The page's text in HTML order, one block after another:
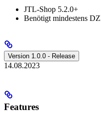
JTL-Shop 5.2.0+
Benötigt mindestens
Version 1.0.0 - Release
14.08.2023
Features